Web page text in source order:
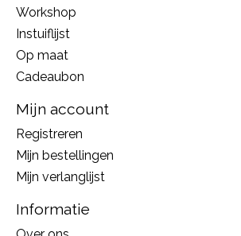
Workshop
Instuiflijst
Op maat
Cadeaubon
Mijn account
Registreren
Mijn bestellingen
Mijn verlanglijst
Informatie